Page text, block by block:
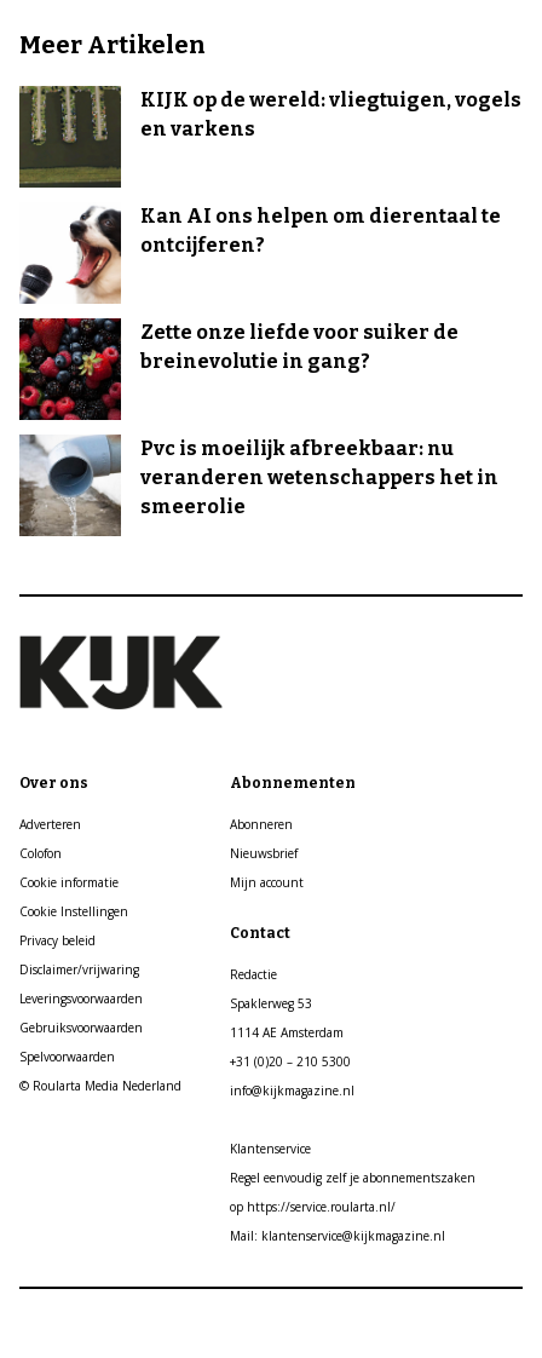
Meer Artikelen
KIJK op de wereld: vliegtuigen, vogels
en varkens
Kan AI ons helpen om dierentaal te
ontcijferen?
Zette onze liefde voor suiker de
breinevolutie in gang?
Pvc is moeilijk afbreekbaar: nu
veranderen wetenschappers het in
smeerolie
Over ons
Adverteren
Colofon
Cookie informatie
Cookie Instellingen
Privacy beleid
Disclaimer/vrijwaring
Leveringsvoorwaarden
Gebruiksvoorwaarden
Spelvoorwaarden
© Roularta Media Nederland
Abonnementen
Abonneren
Nieuwsbrief
Mijn account
Contact
Redactie
Spaklerweg 53
1114 AE Amsterdam
+31 (0)20 – 210 5300
info@kijkmagazine.nl
Klantenservice
Regel eenvoudig zelf je abonnementszaken
op https://service.roularta.nl/
Mail: klantenservice@kijkmagazine.nl